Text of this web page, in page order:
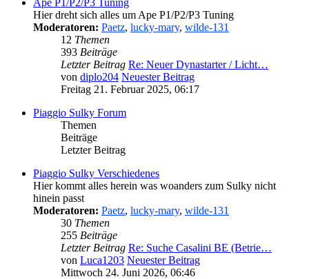
Hier dreht sich alles um Ape P1/P2/P3 Tuning
Moderatoren: Paetz, lucky-mary, wilde-131
12 Themen
393 Beiträge
Letzter Beitrag Re: Neuer Dynastarter / Licht…
von diplo204 Neuester Beitrag
Freitag 21. Februar 2025, 06:17
Piaggio Sulky Forum
Themen
Beiträge
Letzter Beitrag
Piaggio Sulky Verschiedenes
Hier kommt alles herein was woanders zum Sulky nicht
hinein passt
Moderatoren: Paetz, lucky-mary, wilde-131
30 Themen
255 Beiträge
Letzter Beitrag Re: Suche Casalini BE (Betrie…
von Luca1203 Neuester Beitrag
Mittwoch 24. Juni 2026, 06:46